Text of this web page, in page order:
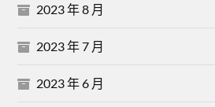
2023 年 8 月
2023 年 7 月
2023 年 6 月